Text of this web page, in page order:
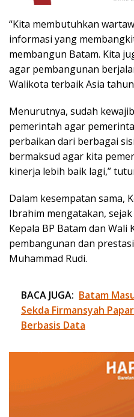
“Kita membutuhkan
informasi yang
membangun Batam. Kita
agar pembangunan
Walikota terbaik Asia
Menurutnya, sudah
pemerintah agar
perbaikan dari berbagai
bermaksud agar kita
kinerja lebih baik lagi,”
Dalam kesempatan sama,
Ibrahim mengatakan,
Kepala BP Batam dan Wali
pembangunan dan
Muhammad Rudi.
BACA JUGA: Batam
Sekda Firmansyah
Berbasis Data